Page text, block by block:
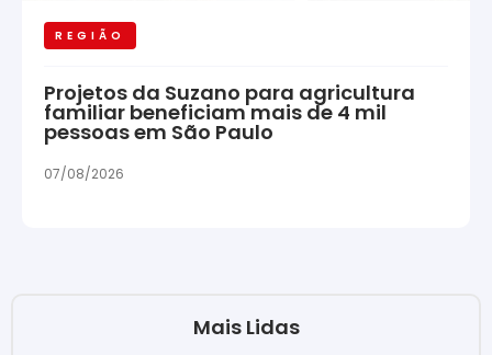
REGIÃO
Projetos da Suzano para agricultura
familiar beneficiam mais de 4 mil
pessoas em São Paulo
07/08/2026
Mais Lidas